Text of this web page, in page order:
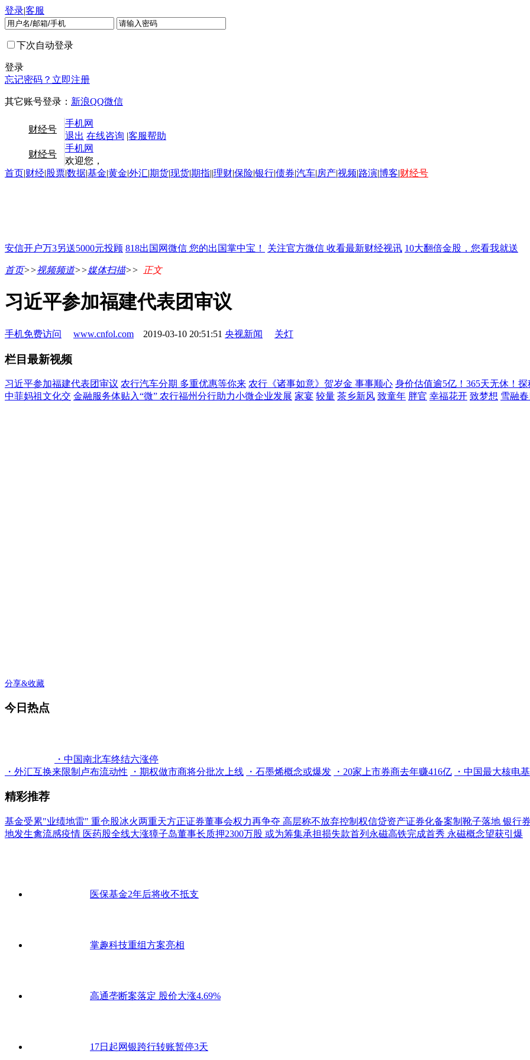
登录|客服
下次自动登录
登录
忘记密码？ 立即注册
其它账号登录： 新浪QQ微信
手机网
财经号
退出 在线咨询 |客服帮助
手机网
财经号
欢迎您，
首页|财经|股票|数据|基金|黄金|外汇|期货|现货|期指||理财|保险|银行|债券|汽车|房产|视频|路演|博客|财经号
安信开户万3另送5000元投顾 818出国网微信 您的出国掌中宝！ 关注官方微信 收看最新财经视讯 10大翻倍金股，您看我就送
首页>>视频频道>>媒体扫描>> 正文
习近平参加福建代表团审议
手机免费访问 www.cnfol.com 2019-03-10 20:51:51 央视新闻 关灯
栏目最新视频
习近平参加福建代表团审议 农行汽车分期 多重优惠等你来 农行《诸事如意》贺岁金 事事顺心 身价估值逾5亿！365天无休！
中菲妈祖文化交 金融服务体贴入“微” 农行福州分行助力小微企业发展 家宴 较量 茶乡新风 致童年 胖官 幸福花开 致梦想 雪融
分享&收藏
今日热点
・中国南北车终结六涨停
・外汇互换来限制卢布流动性
・期权做市商将分批次上线 ・石墨烯概念或爆发 ・20家上市券商去年赚416亿 ・中国最大核电
精彩推荐
基金受累"业绩地雷" 重仓股冰火两重天方正证券董事会权力再争夺 高层称不放弃控制权信贷资产证券化备案制靴子落地 银行
地发生禽流感疫情 医药股全线大涨獐子岛董事长质押2300万股 或为筹集承担损失款首列永磁高铁完成首秀 永磁概念望获引爆
医保基金2年后将收不抵支
掌趣科技重组方案亮相
高通垄断案落定 股价大涨4.69%
17日起网银跨行转账暂停3天